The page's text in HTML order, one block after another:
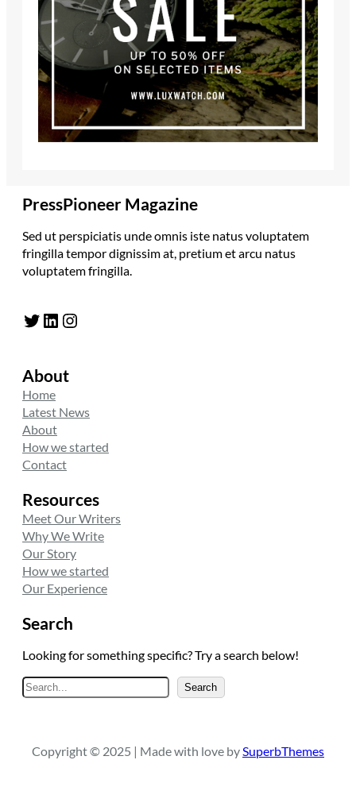
PressPioneer Magazine
Sed ut perspiciatis unde omnis iste natus voluptatem
fringilla tempor dignissim at, pretium et arcu natus
voluptatem fringilla.
Twitter LinkedIn Instagram
About
Home
Latest News
About
How we started
Contact
Resources
Meet Our Writers
Why We Write
Our Story
How we started
Our Experience
Search
Looking for something specific? Try a search below!
A
r
Search
Copyright © 2025 | Made with love bySuperbThemes